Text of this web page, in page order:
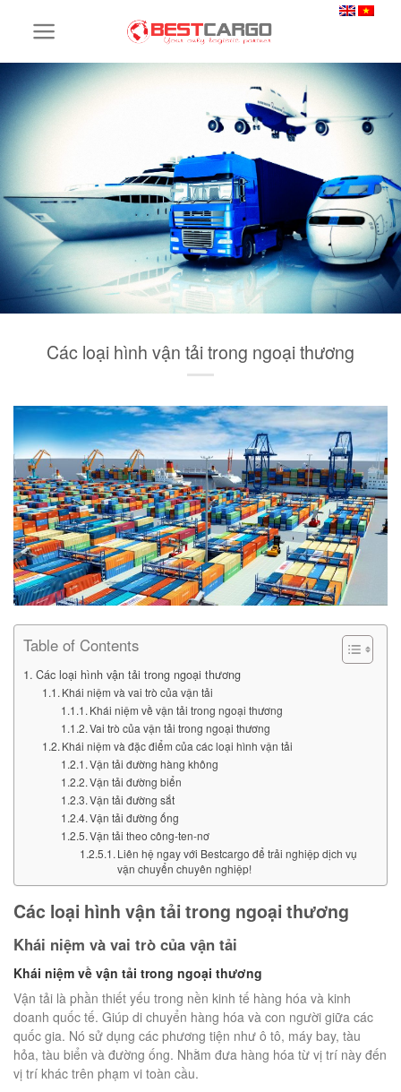
Các loại hình vận tải trong ngoại thương
Table of Contents
Các loại hình vận tải trong ngoại thương
Khái niệm và vai trò của vận tải
Khái niệm về vận tải trong ngoại thương
Vai trò của vận tải trong ngoại thương
Khái niệm và đặc điểm của các loại hình vận tải
Vận tải đường hàng không
Vận tải đường biển
Vận tải đường sắt
Vận tải đường ống
Vận tải theo công-ten-nơ
Liên hệ ngay với Bestcargo để trải nghiệp dịch vụ
vận chuyển chuyên nghiệp!
Các loại hình vận tải trong ngoại thương
Khái niệm và vai trò của vận tải
Khái niệm về vận tải trong ngoại thương
Vận tải là phần thiết yếu trong nền kinh tế hàng hóa và kinh
doanh quốc tế. Giúp di chuyển hàng hóa và con người giữa các
quốc gia. Nó sử dụng các phương tiện như ô tô, máy bay, tàu
hỏa, tàu biển và đường ống. Nhằm đưa hàng hóa từ vị trí này đến
vị trí khác trên phạm vi toàn cầu.